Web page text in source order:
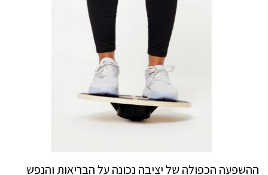
ההשפעה הכפולה של יציבה נכונה על הבריאות והנפש